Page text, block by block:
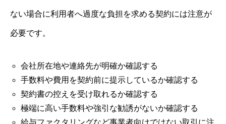
ない場合に利用者へ過度な負担を求める契約には注意が
必要です。
会社所在地や連絡先が明確か確認する
手数料や費用を契約前に提示しているか確認する
契約書の控えを受け取れるか確認する
極端に高い手数料や強引な勧誘がないか確認する